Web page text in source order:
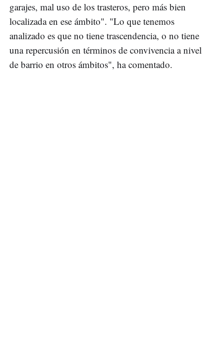
garajes, mal uso de los trasteros, pero más bien
localizada en ese ámbito". "Lo que tenemos
analizado es que no tiene trascendencia, o no tiene
una repercusión en términos de convivencia a nivel
de barrio en otros ámbitos", ha comentado.